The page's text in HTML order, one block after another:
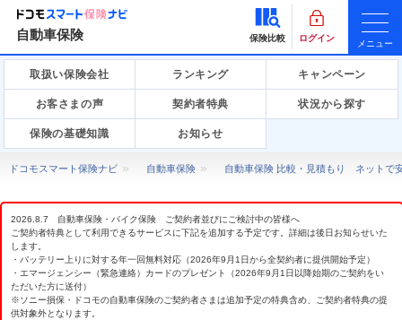
自動車保険 保険比較 ログイン
メニュー
取扱い保険会社 ランキング キャンペーン
お客さまの声 契約者特典 状況から探す
保険の基礎知識 お知らせ
ドコモスマート保険ナビ 自動車保険 自動車保険 比較・見積もり ネットで
2026.8.7 自動車保険・バイク保険 ご契約者並びにご検討中の皆様へ
ご契約者特典として利用できるサービスに下記を追加する予定です。詳細は後日お知らせいた
します。
・バッテリー上りに対する年一回無料対応（2026年9月1日から全契約者に提供開始予定）
・エマージェンシー（緊急連絡）カードのプレゼント（2026年9月1日以降始期のご契約をい
ただいた方に送付）
※ソニー損保・ドコモの自動車保険のご契約者さまは追加予定の特典含め、ご契約者特典の提
供対象外となります。